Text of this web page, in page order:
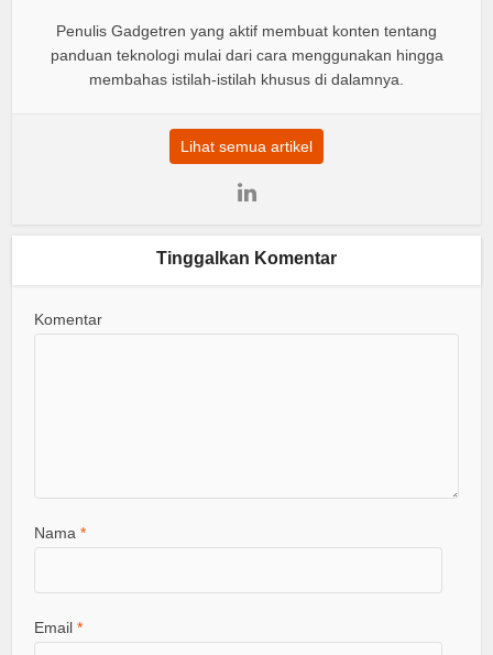
Penulis Gadgetren yang aktif membuat konten tentang
panduan teknologi mulai dari cara menggunakan hingga
membahas istilah-istilah khusus di dalamnya.
Lihat semua artikel
Tinggalkan Komentar
Komentar
Nama*
Email*